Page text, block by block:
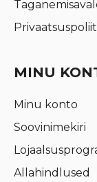
MINU
Minu konto
Soovinimekiri
Allahindlused